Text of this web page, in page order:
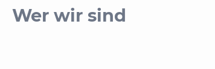
Wer wir sind